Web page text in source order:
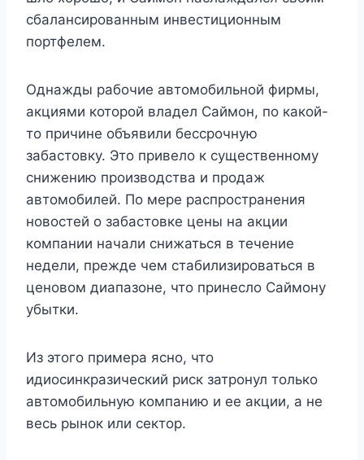
сбалансированным инвестиционным
портфелем.
Однажды рабочие автомобильной фирмы,
акциями которой владел Саймон, по какой-
то причине объявили бессрочную
забастовку. Это привело к существенному
снижению производства и продаж
автомобилей. По мере распространения
новостей о забастовке цены на акции
компании начали снижаться в течение
недели, прежде чем стабилизироваться в
ценовом диапазоне, что принесло Саймону
убытки.
Из этого примера ясно, что
идиосинкразический риск затронул только
автомобильную компанию и ее акции, а не
весь рынок или сектор.